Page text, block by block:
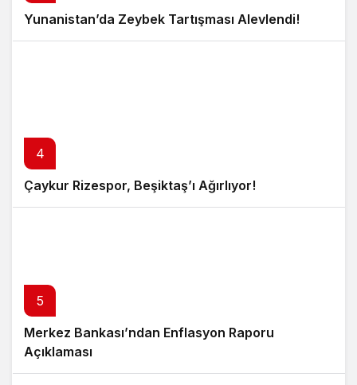
Yunanistan’da Zeybek Tartışması Alevlendi!
4
Çaykur Rizespor, Beşiktaş’ı Ağırlıyor!
5
Merkez Bankası’ndan Enflasyon Raporu
Açıklaması